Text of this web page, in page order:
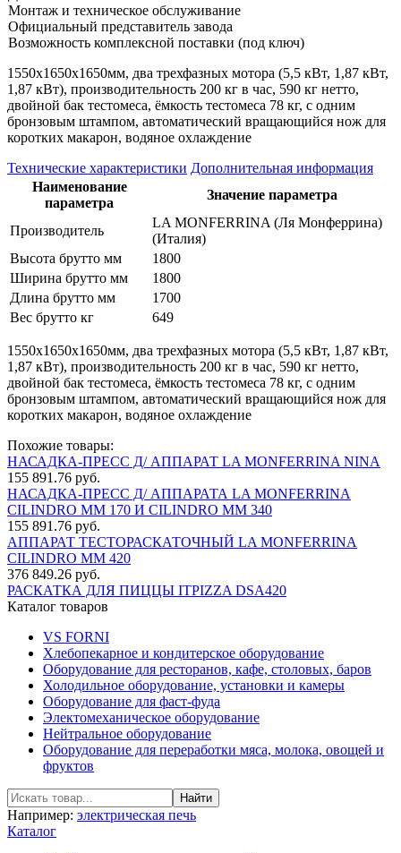
Монтаж и техническое обслуживание
Официальный представитель завода
Возможность комплексной поставки (под ключ)
1550х1650х1650мм, два трехфазных мотора (5,5 кВт, 1,87 кВт,
1,87 кВт), производительность 200 кг в час, 590 кг нетто,
двойной бак тестомеса, ёмкость тестомеса 78 кг, с одним
бронзовым штампом, автоматический вращающийся нож для
коротких макарон, водяное охлаждение
Технические характеристики Дополнительная информация
Наименование
параметра
Значение параметра
Производитель
LA MONFERRINA (Ля Монферрина)
(Италия)
Высота брутто мм
1800
Ширина брутто мм
1800
Длина брутто мм
1700
Вес брутто кг
649
1550х1650х1650мм, два трехфазных мотора (5,5 кВт, 1,87 кВт,
1,87 кВт), производительность 200 кг в час, 590 кг нетто,
двойной бак тестомеса, ёмкость тестомеса 78 кг, с одним
бронзовым штампом, автоматический вращающийся нож для
коротких макарон, водяное охлаждение
Похожие товары:
НАСАДКА-ПРЕСС Д/ АППАРАТ LA MONFERRINA NINA
155 891.76 руб.
НАСАДКА-ПРЕСС Д/ АППАРАТА LA MONFERRINA
CILINDRO MM 170 И CILINDRO MM 340
155 891.76 руб.
АППАРАТ ТЕСТОРАСКАТОЧНЫЙ LA MONFERRINA
CILINDRO MM 420
376 849.26 руб.
РАСКАТКА ДЛЯ ПИЦЦЫ ITPIZZA DSA420
Каталог товаров
VS FORNI
Хлебопекарное и кондитерское оборудование
Оборудование для ресторанов, кафе, столовых, баров
Холодильное оборудование, установки и камеры
Оборудование для фаст-фуда
Электомеханическое оборудование
Нейтральное оборудование
Оборудование для переработки мяса, молока, овощей и
фруктов
Например: электрическая печь
Каталог